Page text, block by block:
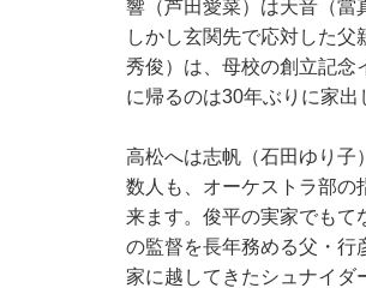
響（芦田愛菜）は天音（當
しかし玄関先で応対した
秀俊）は、母校の創立記念
に帰るのは30年ぶりに家出
高松へは志帆（石田ゆり子
数人も、オーケストラ部の
来ます。俊平の実家でもて
の監督を長年務める父・行
家に越してきたシュナイダ